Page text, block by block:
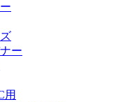
ー
用